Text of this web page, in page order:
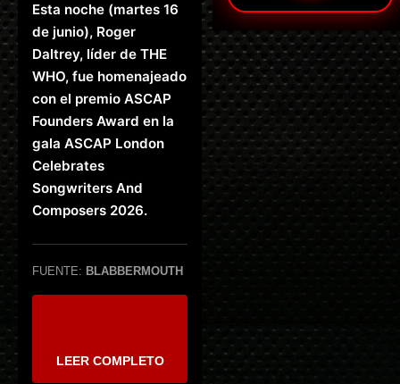
Esta noche (martes 16
de junio), Roger
Daltrey, líder de THE
WHO, fue homenajeado
con el premio ASCAP
Founders Award en la
gala ASCAP London
Celebrates
Songwriters And
Composers 2026.
FUENTE: BLABBERMOUTH
LEER COMPLETO